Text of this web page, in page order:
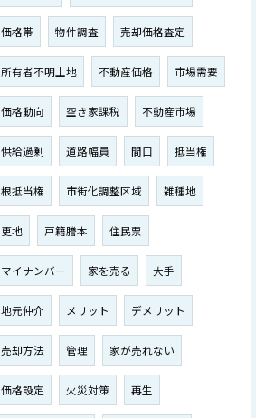
価格帯 物件調査 売却価格査定
所有者不明土地 不動産価格 市場需要
価格動向 空き家課税 不動産市場
供給過剰 道路幅員 間口 抵当権
根抵当権 市街化調整区域 雑種地
更地 戸籍謄本 住民票
マイナンバー 家を売る 大手
地元仲介 メリット デメリット
売却方法 管理 家が売れない
価格設定 火災対策 再生